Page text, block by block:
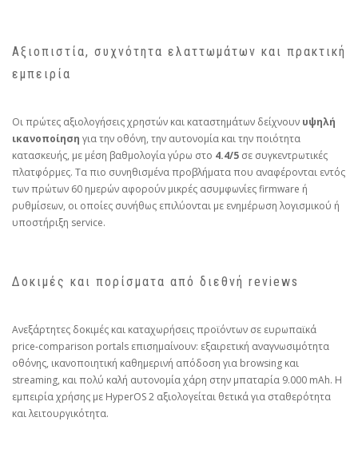
Αξιοπιστία, συχνότητα ελαττωμάτων και πρακτική
εμπειρία
Οι πρώτες αξιολογήσεις χρηστών και καταστημάτων δείχνουν υψηλή
ικανοποίηση για την οθόνη, την αυτονομία και την ποιότητα
κατασκευής, με μέση βαθμολογία γύρω στο 4.4/5 σε συγκεντρωτικές
πλατφόρμες. Τα πιο συνηθισμένα προβλήματα που αναφέρονται εντός
των πρώτων 60 ημερών αφορούν μικρές ασυμφωνίες firmware ή
ρυθμίσεων, οι οποίες συνήθως επιλύονται με ενημέρωση λογισμικού ή
υποστήριξη service.
Δοκιμές και πορίσματα από διεθνή reviews
Ανεξάρτητες δοκιμές και καταχωρήσεις προϊόντων σε ευρωπαϊκά
price‑comparison portals επισημαίνουν: εξαιρετική αναγνωσιμότητα
οθόνης, ικανοποιητική καθημερινή απόδοση για browsing και
streaming, και πολύ καλή αυτονομία χάρη στην μπαταρία 9.000 mAh. Η
εμπειρία χρήσης με HyperOS 2 αξιολογείται θετικά για σταθερότητα
και λειτουργικότητα.